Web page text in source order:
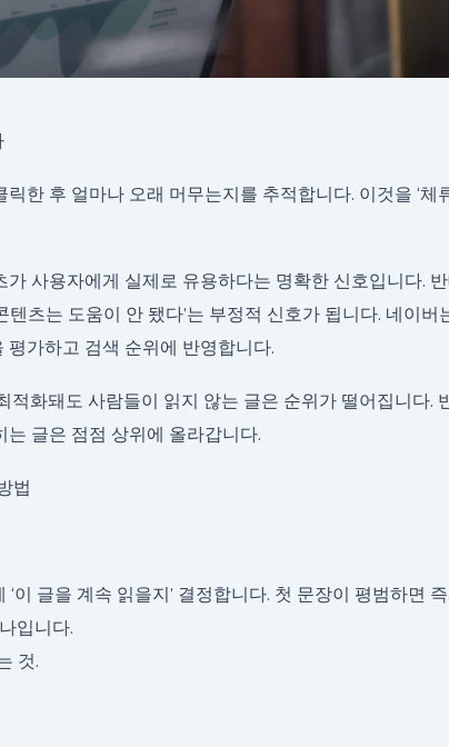
한 후 얼마나 오래 머무는지를 추적합니다. 이것을 ‘체
사용자에게 실제로 유용하다는 명확한 신호입니다.
텐츠는 도움이 안 됐다’는 부정적 신호가 됩니다. 네이버
가하고 검색 순위에 반영합니다.
적화돼도 사람들이 읽지 않는 글은 순위가 떨어집니다.
글은 점점 상위에 올라갑니다.
법
이 글을 계속 읽을지’ 결정합니다. 첫 문장이 평범하면
입니다.
것.